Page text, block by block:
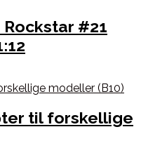
Rockstar #21
til forskellige